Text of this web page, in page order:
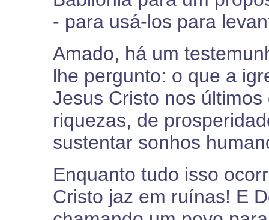
- para usá-los para
Amado, há um
lhe pergunto: o que a
Jesus Cristo nos
riquezas, de
sustentar sonhos
Enquanto tudo isso
Cristo jaz em ruínas! E